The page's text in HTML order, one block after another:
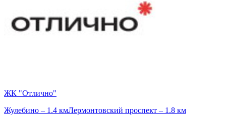
ЖК "Отлично"
Жулебино – 1.4 кмЛермонтовский проспект – 1.8 км